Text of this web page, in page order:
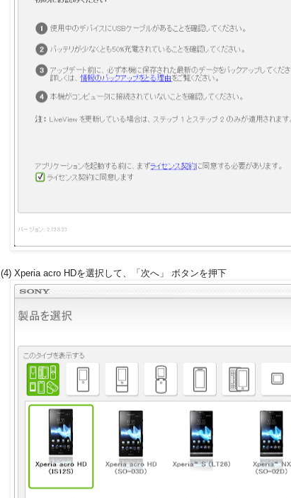
(4) Xperia acro HDを選択して、「次へ」 ボタンを押下